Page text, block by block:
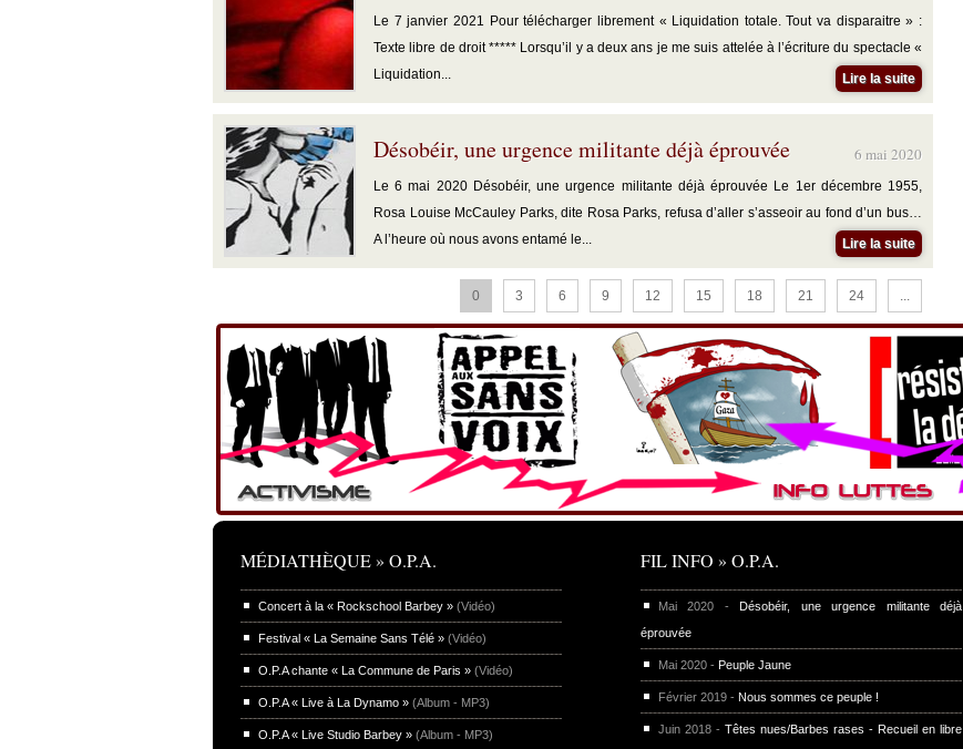
Le 7 janvier 2021 Pour télécharger librement « Liquidation totale. Tout va disparaitre » :
Texte libre de droit ***** Lorsqu’il y a deux ans je me suis attelée à l’écriture du spectacle «
Liquidation...
Lire la suite
6 mai 2020
Désobéir, une urgence militante déjà éprouvée
Le 6 mai 2020 Désobéir, une urgence militante déjà éprouvée Le 1er décembre 1955,
Rosa Louise McCauley Parks, dite Rosa Parks, refusa d’aller s’asseoir au fond d’un bus…
A l’heure où nous avons entamé le...
Lire la suite
0 3 6 9 12 15 18 21 24 ...
MÉDIATHÈQUE » O.P.A.
Concert à la « Rockschool Barbey » (Vidéo)
Festival « La Semaine Sans Télé » (Vidéo)
O.P.A chante « La Commune de Paris » (Vidéo)
O.P.A « Live à La Dynamo » (Album - MP3)
O.P.A « Live Studio Barbey » (Album - MP3)
FIL INFO » O.P.A.
Mai 2020 -Désobéir, une urgence militante déjà
éprouvée
Mai 2020 - Peuple Jaune
Février 2019 - Nous sommes ce peuple !
Juin 2018 - Têtes nues/Barbes rases - Recueil en libre